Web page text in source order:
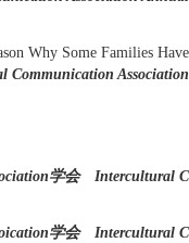
Why Some Families
Communication
学会 Intercultural
学会 Intercultural